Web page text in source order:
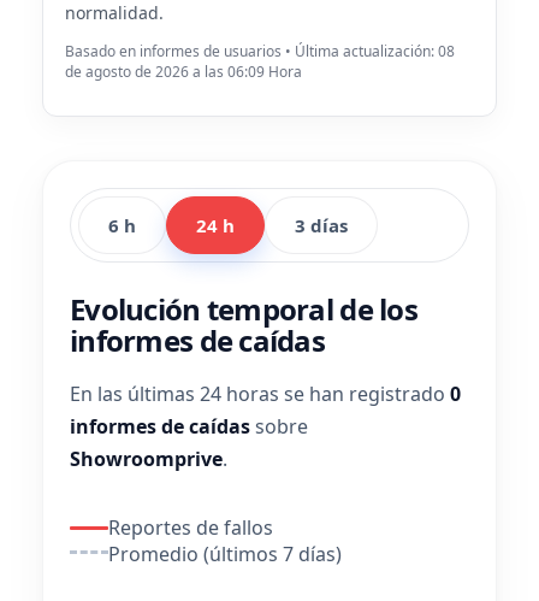
normalidad.
Basado en informes de usuarios • Última actualización: 08
de agosto de 2026 a las 06:09 Hora
6 h 24 h 3 días
Evolución temporal de los
informes de caídas
En las últimas 24 horas se han registrado 0
informes de caídassobre
Showroomprive.
Reportes de fallos
Promedio (últimos 7 días)